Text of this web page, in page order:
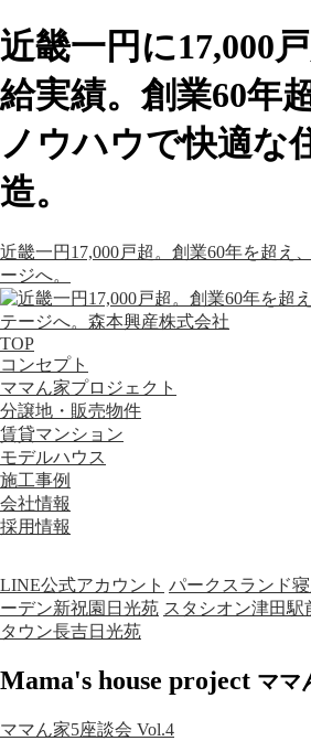
近畿一円に17,000
給実績。創業60年
ノウハウで快適な
造。
近畿一円17,000戸超。創業60年を超え
ージへ。
TOP
コンセプト
ママん家プロジェクト
分譲地・販売物件
賃貸マンション
モデルハウス
施工事例
会社情報
採用情報
LINE公式アカウント パークスランド
ーデン新祝園日光苑 スタシオン津田駅
タウン長吉日光苑
Mama's house project ママ
ママん家5座談会 Vol.4